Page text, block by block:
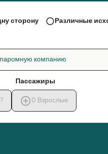
сторону Различные
паромную компанию
Пассажиры
0 Взрослые